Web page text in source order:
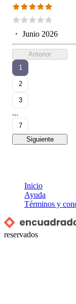
・ Junio 2026
Anterior
1
2
3
...
7
Siguiente
Inicio
Ayuda
Términos y
reservados